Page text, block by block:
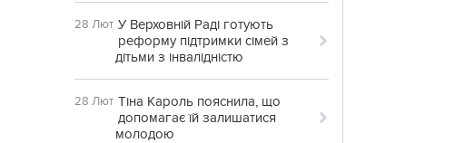
28 Лют У Верховній Раді готують
реформу підтримки сімей з
дітьми з інвалідністю
28 Лют Тіна Кароль пояснила, що
допомагає їй залишатися
молодою